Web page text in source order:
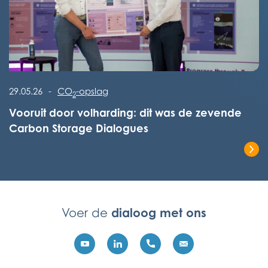
Lees het volledige bericht
Vooruit door volharding: dit was de zevende
Carbon Storage Dialogues
29.05.26 - CO2-opslag
Voer de dialoog met ons